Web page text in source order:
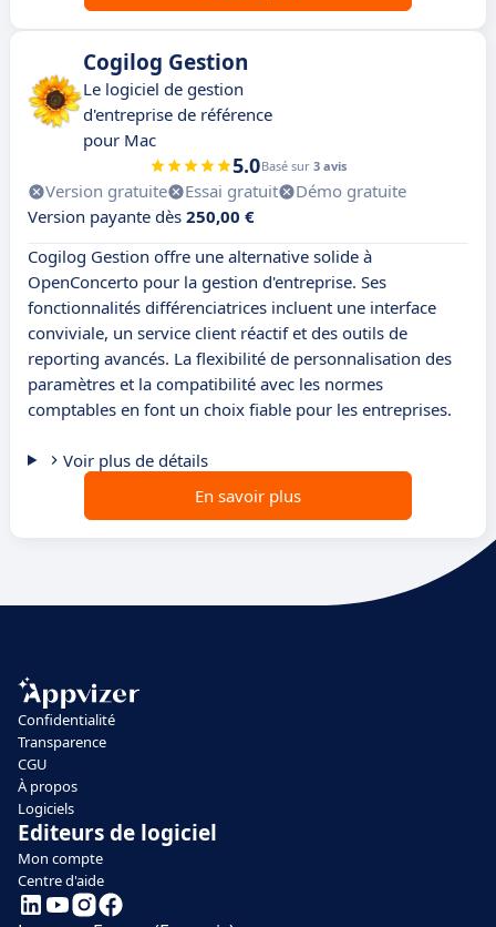
Cogilog Gestion
Le logiciel de gestion
d'entreprise de référence
pour Mac
5.0Basé sur 3 avis
Version gratuite Essai gratuit
Démo gratuite
Version payante dès 250,00 €
Cogilog Gestion offre une alternative solide à
OpenConcerto pour la gestion d'entreprise. Ses
fonctionnalités différenciatrices incluent une interface
conviviale, un service client réactif et des outils de
reporting avancés. La flexibilité de personnalisation des
paramètres et la compatibilité avec les normes
comptables en font un choix fiable pour les entreprises.
Voir plus de détails
En savoir plus
Confidentialité
Transparence
CGU
À propos
Logiciels
Editeurs de logiciel
Mon compte
Centre d'aide